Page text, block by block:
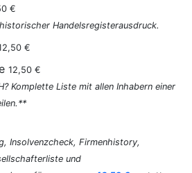
€
Handelsregisterausdruck.
€
12,50 €
Komplette Liste mit allen Inhabern einer
Insolvenzcheck, Firmenhistory,
und